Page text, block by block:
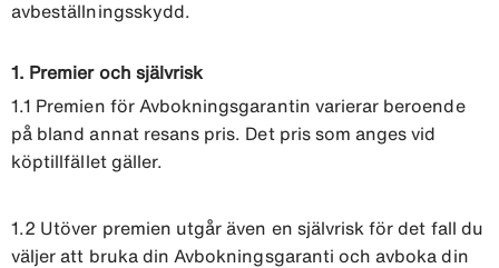
avbeställningsskydd.
1. Premier och självrisk
1.1 Premien för Avbokningsgarantin varierar beroende
på bland annat resans pris. Det pris som anges vid
köptillfället gäller.
1.2 Utöver premien utgår även en självrisk för det fall du
väljer att bruka din Avbokningsgaranti och avboka din